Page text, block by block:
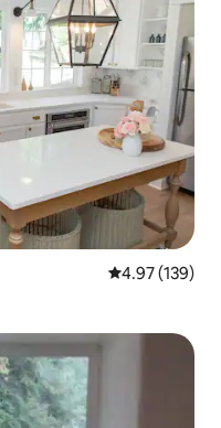
Meánrátáil
4.97 (139)